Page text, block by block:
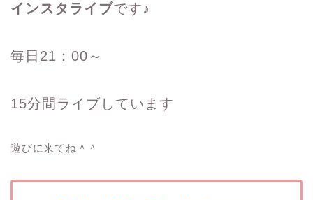
インスタライブです♪
毎日21：00～
15分間ライブしています
遊びに来てね＾＾